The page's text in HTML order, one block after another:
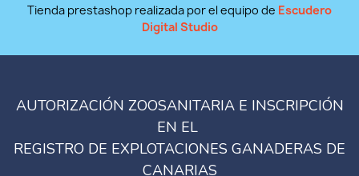
Tienda prestashop realizada por el equipo de Escudero
Digital Studio
AUTORIZACIÓN ZOOSANITARIA E INSCRIPCIÓN
EN EL
REGISTRO DE EXPLOTACIONES GANADERAS DE
CANARIAS